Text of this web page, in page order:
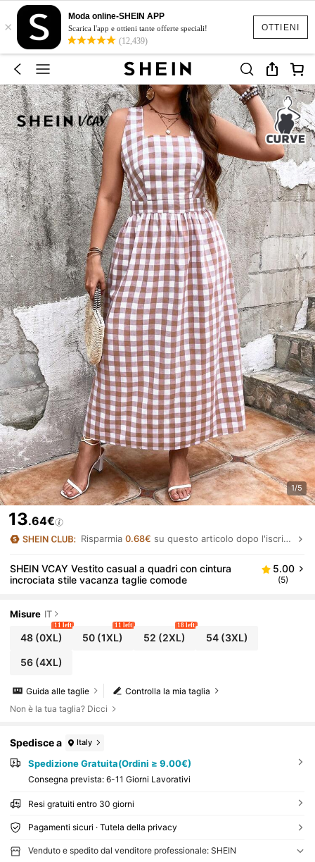
OTTIENI
×
Moda online-SHEIN APP
Scarica l'app e ottieni tante offerte speciali!
(12,439)
1/5
13.64€
Risparmia0.68€ su questo articolo dopo l'iscrizione.
SHEIN VCAY Vestito casual a quadri con cintura
incrociata stile vacanza taglie comode
5.00
(5)
Misure IT
48(0XL)
11 left
50 (1XL)
11 left
52 (2XL)
18 left
54(3XL)
56(4XL)
Controlla la mia taglia
Guida alle taglie
Non è la tua taglia? Dicci
Spedisce a Italy
Spedizione Gratuita(Ordini ≥ 9.00€)
Consegna prevista: 6-11 Giorni Lavorativi
Resi gratuiti entro 30 giorni
Pagamenti sicuri · Tutela della privacy
Venduto e spedito dal venditore professionale: SHEIN